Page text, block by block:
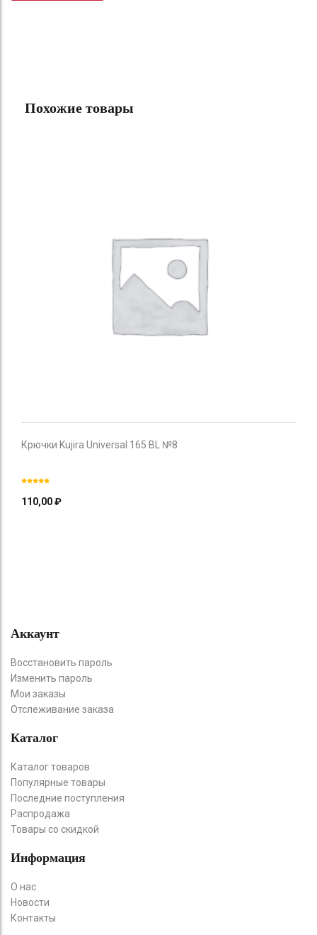
Похожие товары
Крючки Kujira Universal 165 BL №8
110,00₽
Аккаунт
Восстановить пароль
Изменить пароль
Мои заказы
Отслеживание заказа
Каталог
Каталог товаров
Популярные товары
Последние поступления
Распродажа
Товары со скидкой
Информация
О нас
Новости
Контакты